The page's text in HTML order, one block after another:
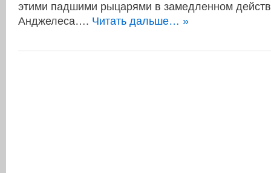
этими падшими рыцарями в замедленном
Анджелеса…. Читать дальше… »